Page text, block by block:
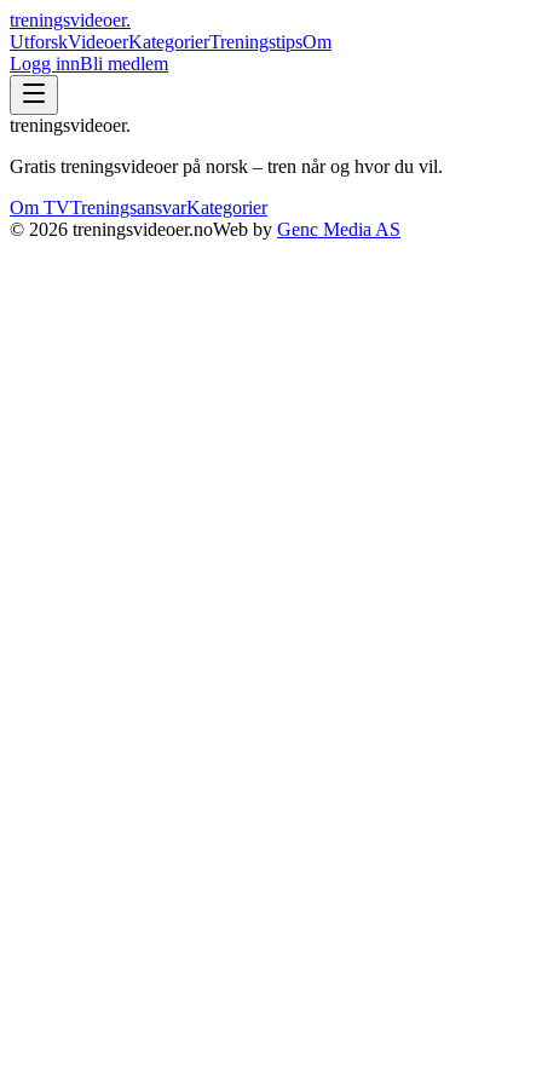
treningsvideoer.
UtforskVideoerKategorierTreningstipsOm
Logg innBli medlem
treningsvideoer.
Gratis treningsvideoer på norsk – tren når og hvor du vil.
Om TVTreningsansvarKategorier
© 2026 treningsvideoer.noWeb by Genc Media AS